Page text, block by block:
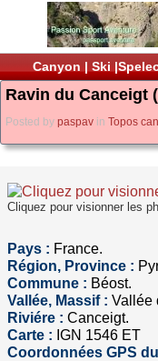
Canyon | Ski |
Ravin du Canceigt
Posted by paspav in Topos
Cliquez pour visionner les
Pays : France.
Région, Province :
Commune : Béost.
Vallée, Massif : Vallée
Riviére : Canceigt.
Carte : IGN 1546 ET
Coordonnées GPS